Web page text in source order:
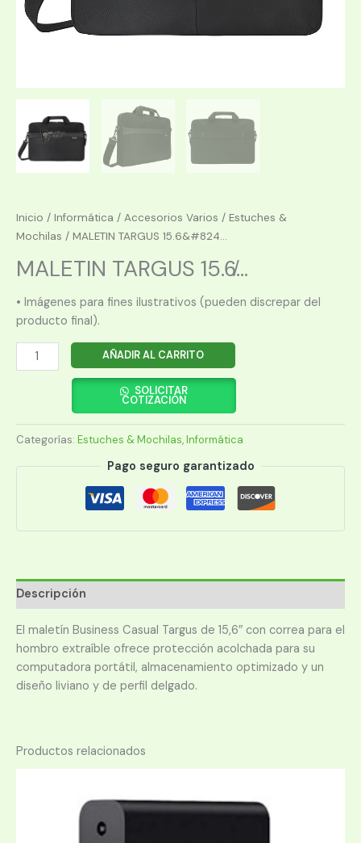
Inicio / Informática / Accesorios Varios / Estuches &
Mochilas / MALETIN TARGUS 15.6&#824...
MALETIN TARGUS 15.6̸...
• Imágenes para fines ilustrativos (pueden discrepar del
producto final).
MALETIN
TARGUS
CASUAL
SLIM
AÑADIR AL CARRITO
SOLICITAR
COTIZACIÓN
Categorías: Estuches & Mochilas,Informática
Pago seguro garantizado
Descripción
El maletín Business Casual Targus de 15,6″ con correa para el
hombro extraíble ofrece protección acolchada para su
computadora portátil, almacenamiento optimizado y un
diseño liviano y de perfil delgado.
Productos relacionados